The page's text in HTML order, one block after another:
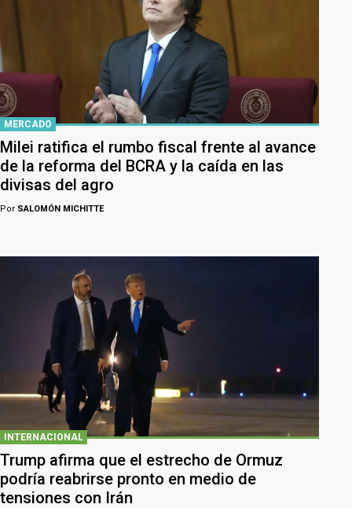
MERCADO
Milei ratifica el rumbo fiscal frente al avance
de la reforma del BCRA y la caída en las
divisas del agro
Por SALOMÓN MICHITTE
INTERNACIONAL
Trump afirma que el estrecho de Ormuz
podría reabrirse pronto en medio de
tensiones con Irán